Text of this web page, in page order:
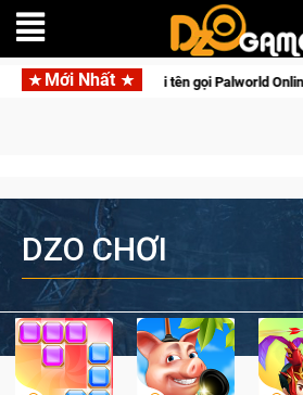
Mới Nhất
gọi Palworld Online Gia
DZO CHƠI